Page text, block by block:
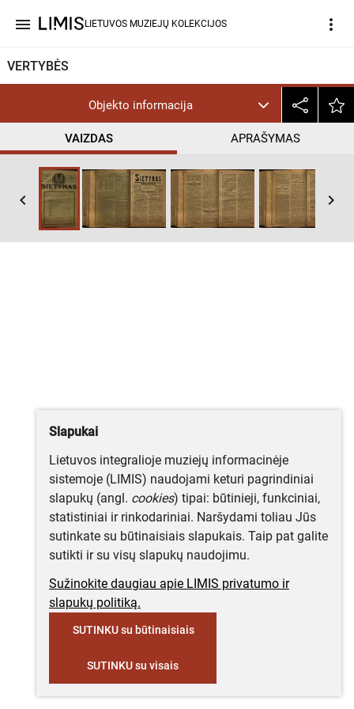
menu LIETUVOS MUZIEJŲ KOLEKCIJOS more_vert
VERTYBĖS
Objekto informacija
VAIZDAS APRAŠYMAS
keyboard_arrow_left keyboard_arrow_right
Slapukai
Lietuvos integralioje muziejų informacinėje
sistemoje (LIMIS) naudojami keturi pagrindiniai
slapukų (angl. cookies) tipai: būtinieji, funkciniai,
statistiniai ir rinkodariniai. Naršydami toliau Jūs
sutinkate su būtinaisiais slapukais. Taip pat galite
sutikti ir su visų slapukų naudojimu.
Sužinokite daugiau apie LIMIS privatumo ir
slapukų politiką.
SUTINKU su būtinaisiais
SUTINKU su visais